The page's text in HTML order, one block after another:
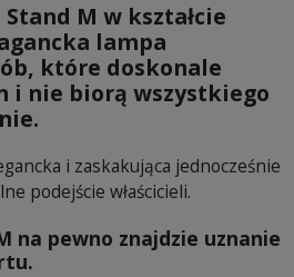
M w kształcie
lampa
które doskonale
i nie biorą wszystkiego
i zaskakująca jednocześnie
podejście właścicieli.
na pewno znajdzie uznanie